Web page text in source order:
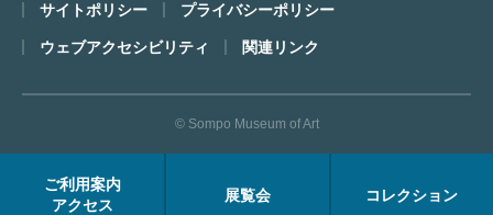
ご利用案内
アクセス
展覧会 コレクション
ごあいさつ
コンセプト
沿革
FACEアーカイブス
サイトポリシー プライバシーポリシー
ウェブアクセシビリティ 関連リンク
© Sompo Museum of Art